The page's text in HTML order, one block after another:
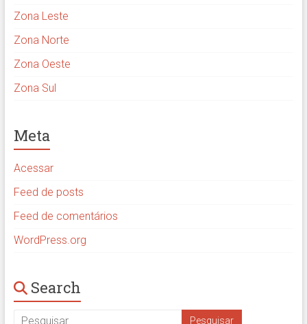
Zona Leste
Zona Norte
Zona Oeste
Zona Sul
Meta
Acessar
Feed de posts
Feed de comentários
WordPress.org
Search